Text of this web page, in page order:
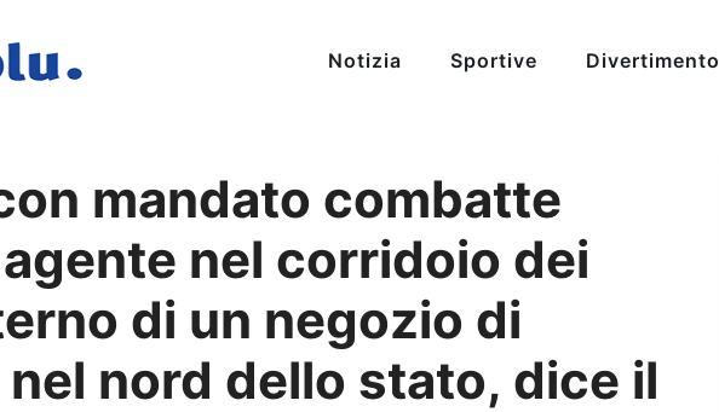
Notizia Sportive Divertimento
mandato combatte
nel corridoio dei
di un negozio di
nord dello stato, dice il